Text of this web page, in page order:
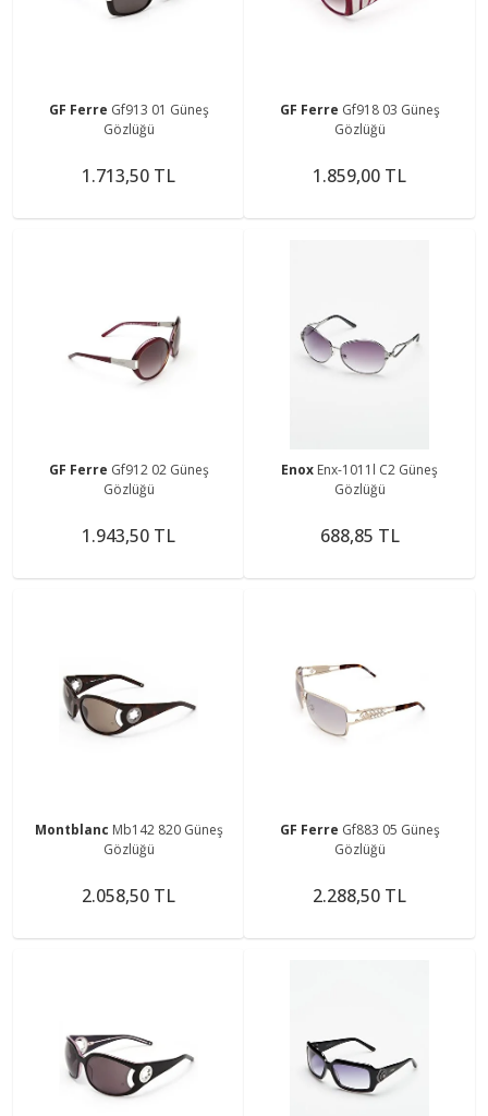
GF Ferre Gf913 01 Güneş
Gözlüğü
1.713,50 TL
GF Ferre Gf918 03 Güneş
Gözlüğü
1.859,00 TL
GF Ferre Gf912 02 Güneş
Gözlüğü
1.943,50 TL
Enox Enx-1011l C2 Güneş
Gözlüğü
688,85 TL
Montblanc Mb142 820 Güneş
Gözlüğü
2.058,50 TL
GF Ferre Gf883 05 Güneş
Gözlüğü
2.288,50 TL